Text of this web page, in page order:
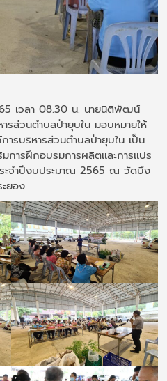
เวลา 08.30 น. นายนิติพัฒน์
ส่วนตำบลป่ายุบใน มอบหมายให้
ารบริหารส่วนตำบลป่ายุบใน เป็น
การฝึกอบรมการผลิตเเละการเเปร
ะจำปีงบประมาณ 2565 ณ วัดบึง
ยอง